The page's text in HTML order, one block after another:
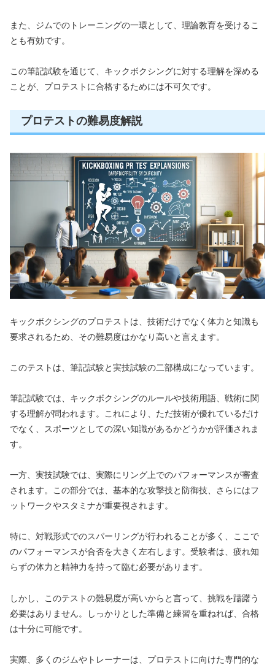
また、ジムでのトレーニングの一環として、理論教育を受けるこ
とも有効です。
この筆記試験を通じて、キックボクシングに対する理解を深める
ことが、プロテストに合格するためには不可欠です。
プロテストの難易度解説
キックボクシングのプロテストは、技術だけでなく体力と知識も
要求されるため、その難易度はかなり高いと言えます。
このテストは、筆記試験と実技試験の二部構成になっています。
筆記試験では、キックボクシングのルールや技術用語、戦術に関
する理解が問われます。これにより、ただ技術が優れているだけ
でなく、スポーツとしての深い知識があるかどうかが評価されま
す。
一方、実技試験では、実際にリング上でのパフォーマンスが審査
されます。この部分では、基本的な攻撃技と防御技、さらにはフ
ットワークやスタミナが重要視されます。
特に、対戦形式でのスパーリングが行われることが多く、ここで
のパフォーマンスが合否を大きく左右します。受験者は、疲れ知
らずの体力と精神力を持って臨む必要があります。
しかし、このテストの難易度が高いからと言って、挑戦を躊躇う
必要はありません。しっかりとした準備と練習を重ねれば、合格
は十分に可能です。
実際、多くのジムやトレーナーは、プロテストに向けた専門的な